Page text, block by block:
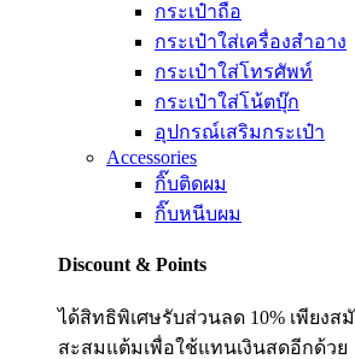
กระเป๋าถือ
กระเป๋าใส่เครื่องสำอาง
กระเป๋าใส่โทรศัพท์
กระเป๋าใส่โน้ตบุ๊ก
อุปกรณ์เสริมกระเป๋า
Accessories
กิ๊บติดผม
กิ๊บหนีบผม
Discount & Points
ได้สิทธิพิเศษรับส่วนลด 10% เพียงส
สะสมแต้มเพื่อใช้แทนเงินสดอีกด้วย